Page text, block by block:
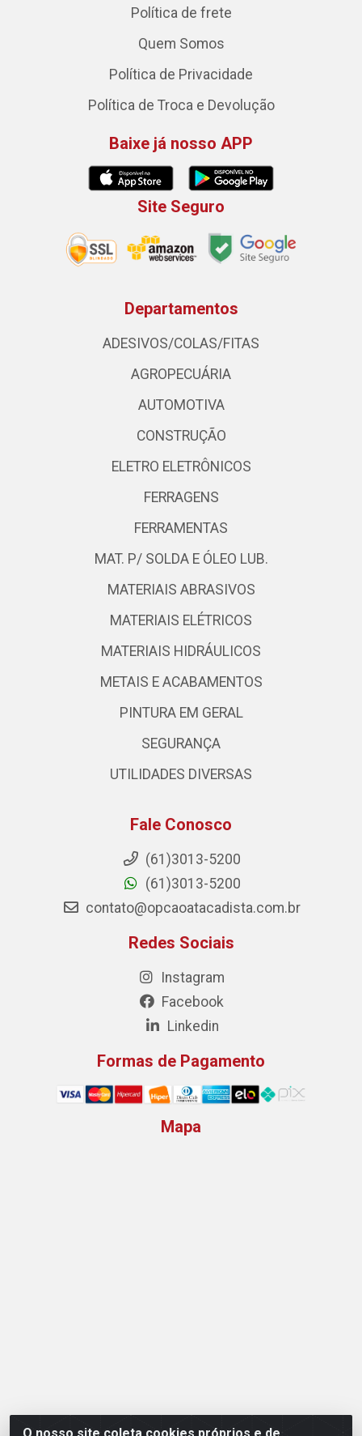
Política de frete
Quem Somos
Política de Privacidade
Política de Troca e Devolução
Baixe já nosso APP
Site Seguro
Departamentos
ADESIVOS/COLAS/FITAS
AGROPECUÁRIA
AUTOMOTIVA
CONSTRUÇÃO
ELETRO ELETRÔNICOS
FERRAGENS
FERRAMENTAS
MAT. P/ SOLDA E ÓLEO LUB.
MATERIAIS ABRASIVOS
MATERIAIS ELÉTRICOS
MATERIAIS HIDRÁULICOS
METAIS E ACABAMENTOS
PINTURA EM GERAL
SEGURANÇA
UTILIDADES DIVERSAS
Fale Conosco
(61)3013-5200
(61)3013-5200
contato@opcaoatacadista.com.br
Redes Sociais
Instagram
Facebook
Linkedin
Formas de Pagamento
Mapa